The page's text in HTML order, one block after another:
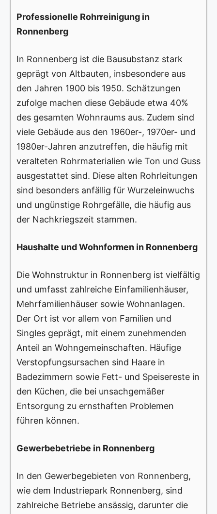
Professionelle Rohrreinigung in
Ronnenberg
In Ronnenberg ist die Bausubstanz stark
geprägt von Altbauten, insbesondere aus
den Jahren 1900 bis 1950. Schätzungen
zufolge machen diese Gebäude etwa 40%
des gesamten Wohnraums aus. Zudem sind
viele Gebäude aus den 1960er-, 1970er- und
1980er-Jahren anzutreffen, die häufig mit
veralteten Rohrmaterialien wie Ton und Guss
ausgestattet sind. Diese alten Rohrleitungen
sind besonders anfällig für Wurzeleinwuchs
und ungünstige Rohrgefälle, die häufig aus
der Nachkriegszeit stammen.
Haushalte und Wohnformen in Ronnenberg
Die Wohnstruktur in Ronnenberg ist vielfältig
und umfasst zahlreiche Einfamilienhäuser,
Mehrfamilienhäuser sowie Wohnanlagen.
Der Ort ist vor allem von Familien und
Singles geprägt, mit einem zunehmenden
Anteil an Wohngemeinschaften. Häufige
Verstopfungsursachen sind Haare in
Badezimmern sowie Fett- und Speisereste in
den Küchen, die bei unsachgemäßer
Entsorgung zu ernsthaften Problemen
führen können.
Gewerbebetriebe in Ronnenberg
In den Gewerbegebieten von Ronnenberg,
wie dem Industriepark Ronnenberg, sind
zahlreiche Betriebe ansässig, darunter die